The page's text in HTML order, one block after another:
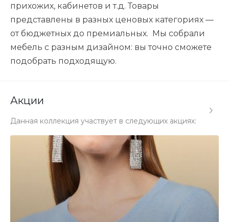
прихожих, кабинетов и т.д. Товары
представлены в разных ценовых категориях —
от бюджетных до премиальных. Мы собрали
мебель с разным дизайном: вы точно сможете
подобрать подходящую.
Акции
Данная коллекция участвует в следующих акциях: